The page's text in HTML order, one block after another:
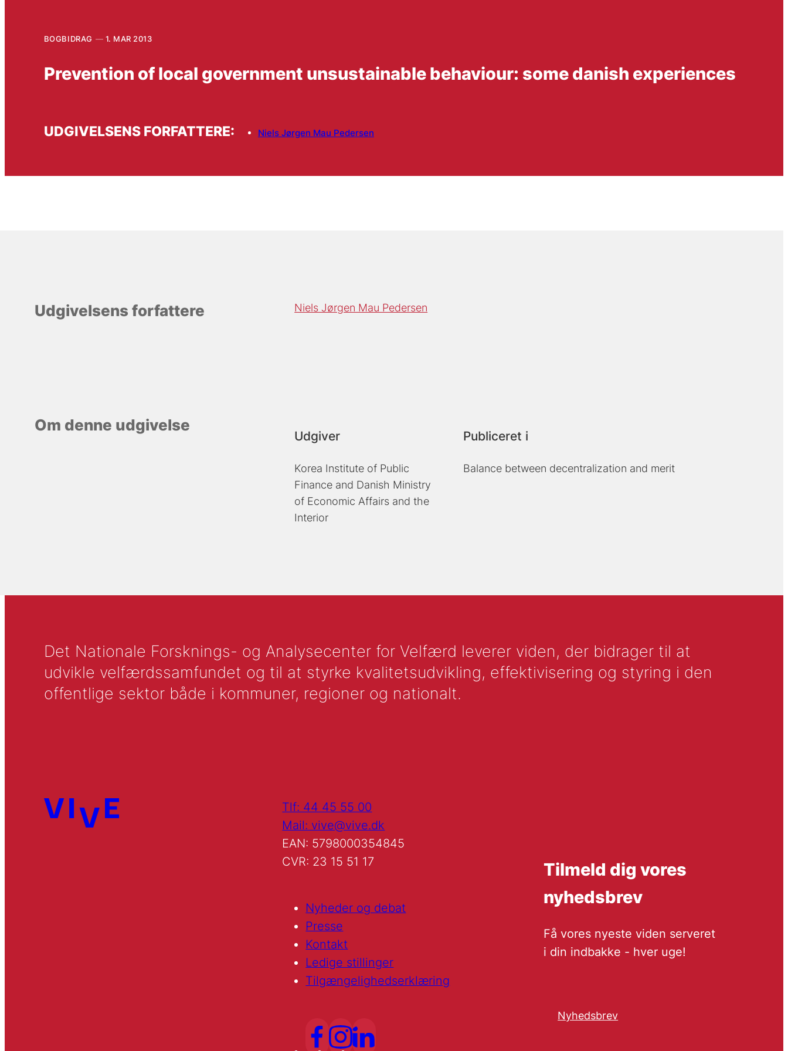
BOGBIDRAG 1. MAR 2013
Prevention of local government unsustainable behaviour: some danish experiences
UDGIVELSENS FORFATTERE: Niels Jørgen Mau Pedersen
Udgivelsens forfattere Niels Jørgen Mau Pedersen
Om denne udgivelse
Udgiver
Korea Institute of Public
Finance and Danish Ministry
of Economic Affairs and the
Interior
Publiceret i
Balance between decentralization and merit
Det Nationale Forsknings- og Analysecenter for Velfærd leverer viden, der bidrager til at
udvikle velfærdssamfundet og til at styrke kvalitetsudvikling, effektivisering og styring i den
offentlige sektor både i kommuner, regioner og nationalt.
Tlf: 44 45 55 00
Mail: vive@vive.dk
EAN: 5798000354845
CVR: 23 15 51 17
Nyheder og debat
Presse
Kontakt
Ledige stillinger
Tilgængelighedserklæring
Tilmeld dig vores
nyhedsbrev
Få vores nyeste viden serveret
i din indbakke - hver uge!
Nyhedsbrev